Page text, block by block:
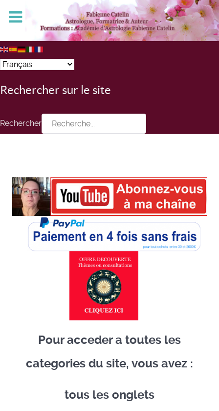
Rechercher sur le site
Rechercher
Pour acceder a toutes les
categories du site, vous avez :
tous les onglets